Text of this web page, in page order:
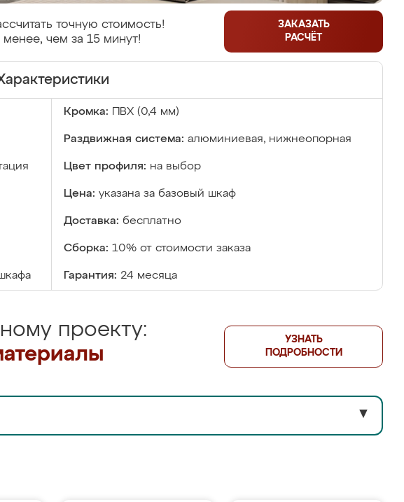
точную стоимость!
чем за 15 минут!
ЗАКАЗАТЬ
РАСЧЁТ
Кромка: ПВХ (0,4 мм)
Раздвижная система: алюминиевая, нижнеопорная
Цвет профиля: на выбор
Цена: указана за базовый шкаф
Доставка: бесплатно
Сборка: 10% от стоимости заказа
Гарантия: 24 месяца
проекту:
УЗНАТЬ
ПОДРОБНОСТИ
▼